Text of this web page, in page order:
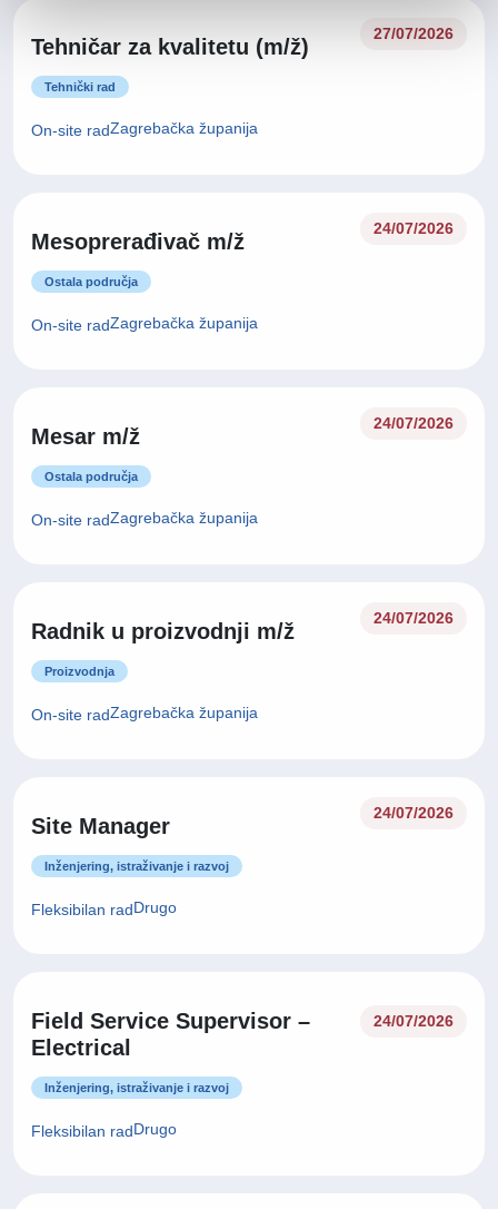
Tehničar za kvalitetu (m/ž)
27/07/2026
Tehnički rad
On-site radZagrebačka županija
Mesoprerađivač m/ž
24/07/2026
Ostala područja
On-site radZagrebačka županija
Mesar m/ž
24/07/2026
Ostala područja
On-site radZagrebačka županija
Radnik u proizvodnji m/ž
24/07/2026
Proizvodnja
On-site radZagrebačka županija
Site Manager
24/07/2026
Inženjering, istraživanje i razvoj
Fleksibilan radDrugo
Field Service Supervisor –
Electrical
24/07/2026
Inženjering, istraživanje i razvoj
Fleksibilan radDrugo